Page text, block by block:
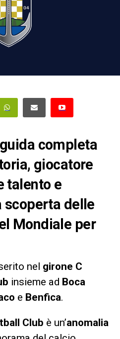
completa
giocatore
talento e
scoperta delle
Mondiale per
nel girone C
insieme ad Boca
e Benfica.
Club è un’anomalia